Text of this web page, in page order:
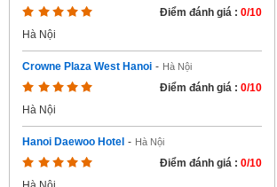
Điểm đánh giá : 0/10
Hà Nội
Crowne Plaza West Hanoi - Hà Nội
Điểm đánh giá : 0/10
Hà Nội
Hanoi Daewoo Hotel - Hà Nội
Điểm đánh giá : 0/10